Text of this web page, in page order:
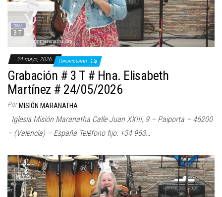
24 mayo, 2026 Desactivado
Grabación # 3 T # Hna. Elisabeth
Martínez # 24/05/2026
Por MISIÓN MARANATHA
Iglesia Misión Maranatha Calle Juan XXIII, 9 – Paiporta – 46200
– (Valencia) – España Teléfono fijo: +34 963…